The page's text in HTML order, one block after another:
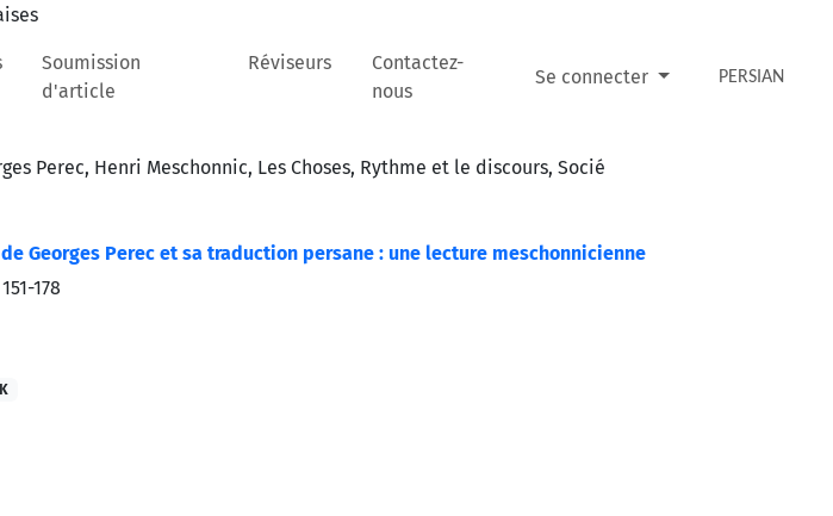
Soumission
d'article
Réviseurs
Contactez-
nous
Se connecter PERSIAN
Perec, Henri Meschonnic, Les Choses, Rythme et le discours, Socié
Georges Perec et sa traduction persane : une lecture meschonnicienne
151-178